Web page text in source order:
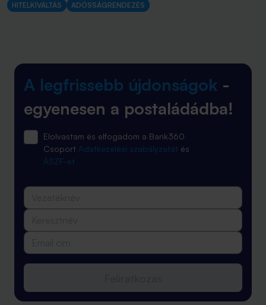
HITELKIVÁLTÁS ADÓSSÁGRENDEZÉS
A legfrissebb újdonságok -
egyenesen a postaládádba!
Elolvastam és elfogadom a Bank360
Csoport Adatkezelési szabályzatát és
ÁSZF-ét